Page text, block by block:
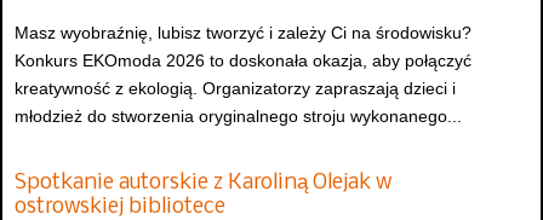
Masz wyobraźnię, lubisz tworzyć i zależy Ci na środowisku?
Konkurs EKOmoda 2026 to doskonała okazja, aby połączyć
kreatywność z ekologią. Organizatorzy zapraszają dzieci i
młodzież do stworzenia oryginalnego stroju wykonanego...
Spotkanie autorskie z Karoliną Olejak w
ostrowskiej bibliotece